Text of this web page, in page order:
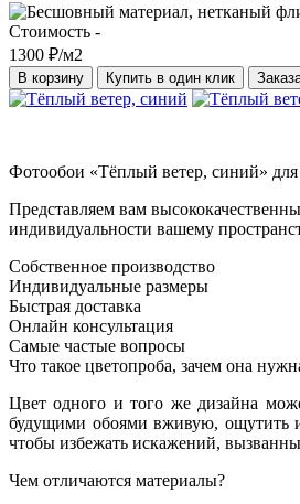
Стоимость -
1300 ₽/м2
В корзину Купить в один клик
Фотообои «Тёплый ветер, синий»
Представляем вам
индивидуальности вашему
Собственное производство
Индивидуальные размеры
Быстрая доставка
Онлайн консультация
Самые частые вопросы
Что такое цветопроба, зачем она
Цвет одного и того же дизайна
будущими обоями вживую, ощутить
чтобы избежать искажений,
Чем отличаются материалы?